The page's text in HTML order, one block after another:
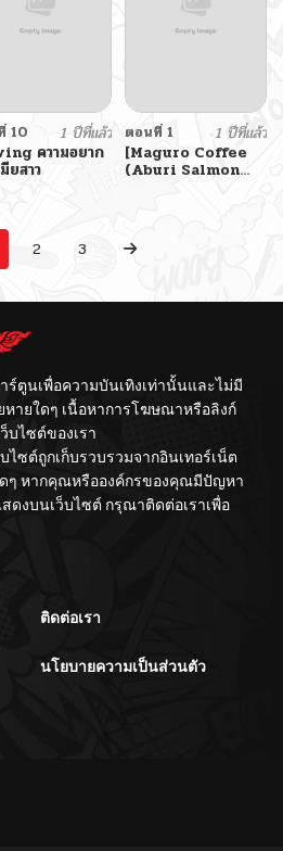
10
1 ปีที่แล้ว
ความอยาก
ยสาว
ตอนที่ 1
1 ปีที่แล้ว
[Maguro Coffee
(Aburi Salmon
tachi
2 3
ร์ตูนเพื่อความบันเทิงเท่านั้นและไม่มี
ายใดๆ เนื้อหาการโฆษณาหรือลิงก์
ไซต์ของเรา
ซต์ถูกเก็บรวบรวมจากอินเทอร์เน็ต
ดๆ หากคุณหรือองค์กรของคุณมีปัญหา
ดงบนเว็บไซต์ กรุณาติดต่อเราเพื่อ
ติดต่อเรา
นโยบายความเป็นส่วนตัว